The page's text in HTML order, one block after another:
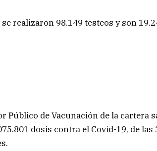
realizaron 98.149 testeos y son
Público de Vacunación de la cartera
dosis contra el Covid-19, de